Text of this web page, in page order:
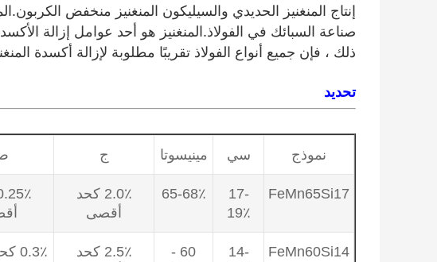
إنتاج المنغنيز الحديدي والسيليكون المنغنيز منخفض
صناعة السبائك في الفولاذ.المنغنيز هو أحد عوامل إزالة
ذلك ، فإن جميع أنواع الفولاذ تقريبًا مطلوبة لإزالة أكسدة
تحديد
نموذج سي مينيسوتا ج
FeMn65Si17
17-
19٪
65-68٪
2.0٪ كحد
أقصى
FeMn60Si14
14-
60 -
2.5٪ كحد
0.3٪ كحد أقصى